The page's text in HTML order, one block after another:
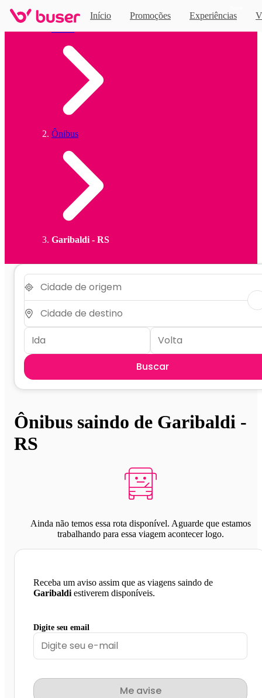
Início Promoções Experiências
Ônibus
Garibaldi - RS
Buscar
Ônibus saindo de Garibaldi -
RS
Ainda não temos essa rota disponível. Aguarde que estamos
trabalhando para essa viagem acontecer logo.
Receba um aviso assim que as viagens saindo de
Garibaldi estiverem disponíveis.
Digite seu email
Me avise